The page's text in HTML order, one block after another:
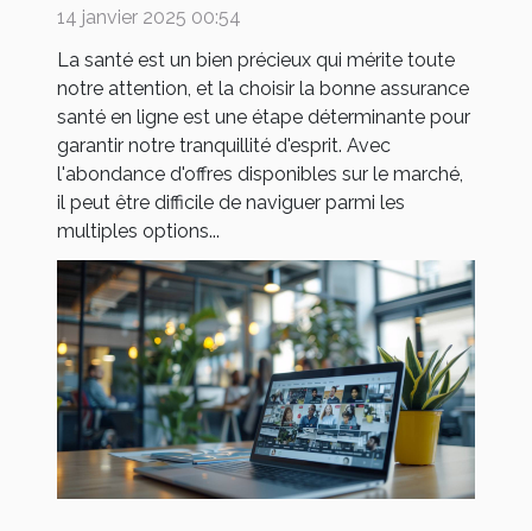
ligne
14 janvier 2025 00:54
La santé est un bien précieux qui mérite toute
notre attention, et la choisir la bonne assurance
santé en ligne est une étape déterminante pour
garantir notre tranquillité d'esprit. Avec
l'abondance d'offres disponibles sur le marché,
il peut être difficile de naviguer parmi les
multiples options...